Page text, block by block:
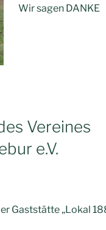
Wir sagen DANKE
Vereines
e.V.
Gaststätte „Lokal